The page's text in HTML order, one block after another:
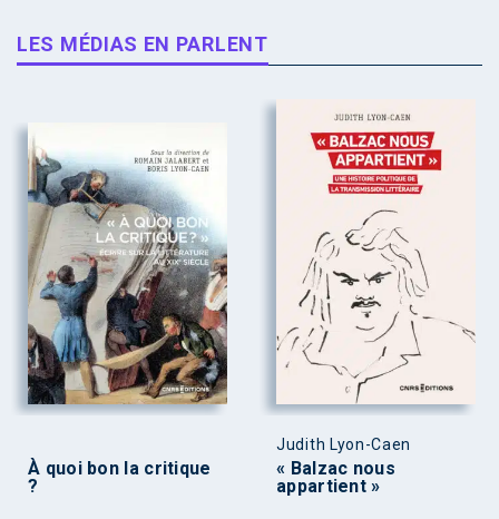
LES MÉDIAS EN PARLENT
À quoi bon la critique
?
Judith Lyon-Caen
« Balzac nous
appartient »